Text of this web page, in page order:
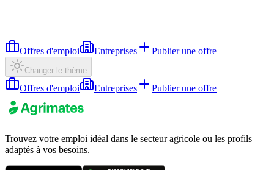
Offres d'emploi Entreprises Publier une offre
Changer le thème
Offres d'emploi Entreprises Publier une offre
Trouvez votre emploi idéal dans le secteur agricole ou les profils
adaptés à vos besoins.